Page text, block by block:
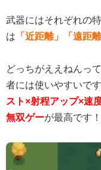
武器にはそれぞれの
は 「近距離」「遠距
どっちがええねんっ
者には使いやすいで
スト×射程アップ×速
無双ゲーが最高です！